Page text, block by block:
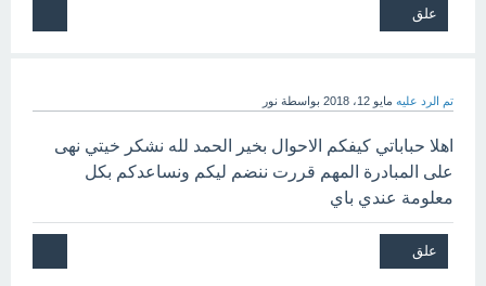
تم الرد عليه مايو 12، 2018 بواسطة نور
اهلا حباباتي كيفكم الاحوال بخير الحمد لله نشكر خيتي نهى
على المبادرة المهم قررت ننضم ليكم ونساعدكم بكل
معلومة عندي باي